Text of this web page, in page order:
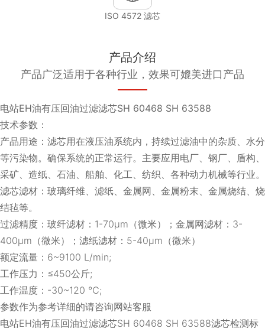
ISO 4572 滤芯
产品介绍
产品广泛适用于各种行业，效果可媲美进口产品
电站EH油有压回油过滤滤芯SH 60468 SH 63588
技术参数：
产品用途：滤芯用在液压油系统内，持续过滤油中的杂质、水分
等污染物。确保系统的正常运行。主要应用电厂、钢厂、盾构、
采矿、造纸、石油、船舶、化工、纺织、各种动力机械等行业。
滤芯滤材：玻璃纤维、滤纸、金属网、金属粉末、金属烧结、烧
结毡等。
过滤精度：玻纤滤材：1-70μm（微米）；金属网滤材：3-
400μm（微米）；滤纸滤材：5-40μm（微米）
额定流量：6~9100 L/min;
工作压力：≤450公斤;
工作温度：-30~120 ℃;
参数作为参考详细的请咨询网站客服
电站EH油有压回油过滤滤芯SH 60468 SH 63588滤芯检测标